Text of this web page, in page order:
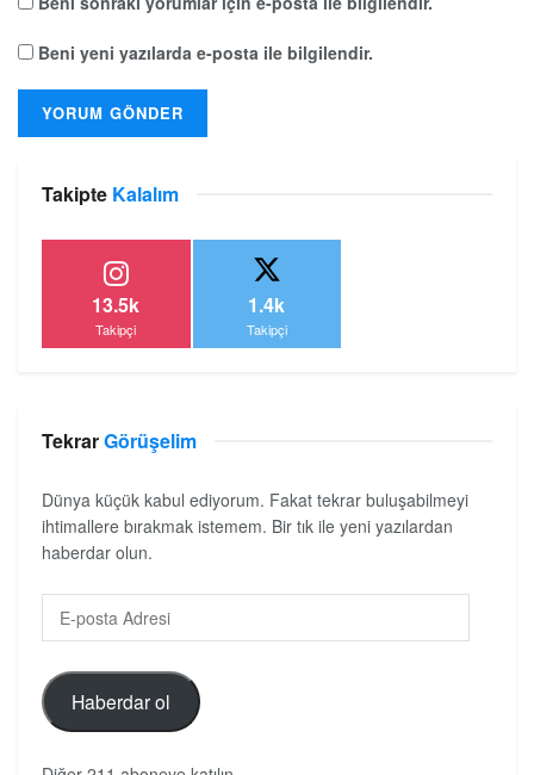
Beni yeni yazılarda e-posta ile bilgilendir.
Takipte Kalalım
13.5k
Takipçi
1.4k
Takipçi
TekrarGörüşelim
Dünya küçük kabul ediyorum. Fakat tekrar buluşabilmeyi
ihtimallere bırakmak istemem. Bir tık ile yeni yazılardan
haberdar olun.
Haberdar ol